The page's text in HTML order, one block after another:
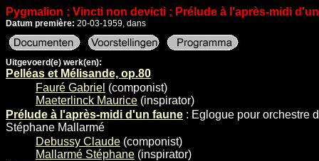
Pygmalion ; Vincti non devicti ; Prélude à l'après-midi
Datum première: 20-03-1959, dans
Uitgevoerd(e) werk(en):
Pelléas et Mélisande, op.80
Fauré Gabriel (componist)
Maeterlinck Maurice (inspirator)
Prélude à l'après-midi d'un faune : Eglogue pour orchestre
Stéphane Mallarmé
Debussy Claude (componist)
Mallarmé Stéphane (inspirator)